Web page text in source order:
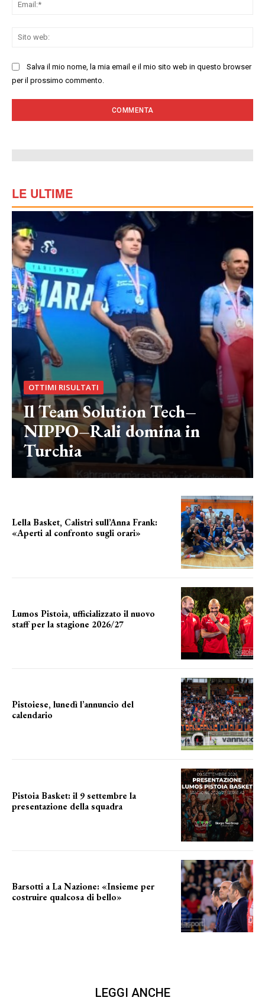
Salva il mio nome, la mia email e il mio sito web in questo browser
per il prossimo commento.
LE ULTIME
OTTIMI RISULTATI
Il Team Solution Tech–
NIPPO–Rali domina in
Turchia
Lella Basket, Calistri sull’Anna Frank:
«Aperti al confronto sugli orari»
Lumos Pistoia, ufficializzato il nuovo
staff per la stagione 2026/27
Pistoiese, lunedì l’annuncio del
calendario
Pistoia Basket: il 9 settembre la
presentazione della squadra
Barsotti a La Nazione: «Insieme per
costruire qualcosa di bello»
LEGGI ANCHE